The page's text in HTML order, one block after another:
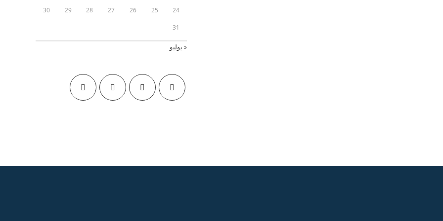
24
25
26
27
28
29
30
31
« يوليو